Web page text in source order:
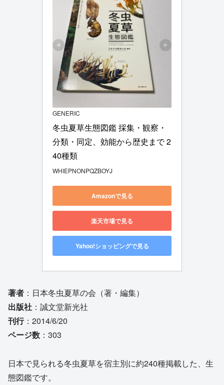
GENERIC
冬虫夏草生態図鑑 採集・観察・
分類・同定、効能から歴史まで 2
40種類
WHIEPNONPQZBOYJ
Amazonで見る
楽天市場で見る
Yahoo!ショッピングで見る
著者 ：日本冬虫夏草の会（著・編集）
出版社 ：誠文堂新光社
刊行：2014/6/20
ページ数 ：303
日本で見られる冬虫夏草を宿主別に約240種掲載した、生
態図鑑です。